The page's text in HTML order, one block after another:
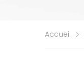
Accueil